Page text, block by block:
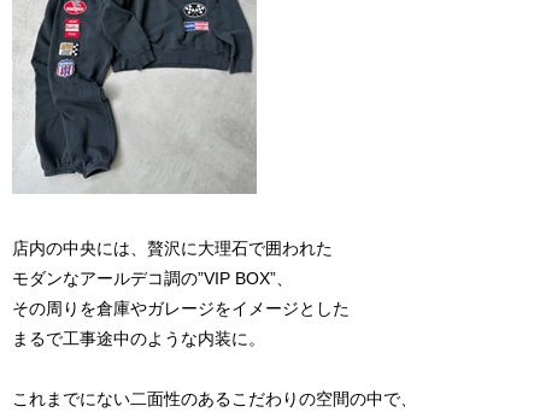
店内の中央には、贅沢に大理石で囲われた
モダンなアールデコ調の”VIP BOX”、
その周りを倉庫やガレージをイメージとした
まるで工事途中のような内装に。
これまでにない二面性のあるこだわりの空間の中で、